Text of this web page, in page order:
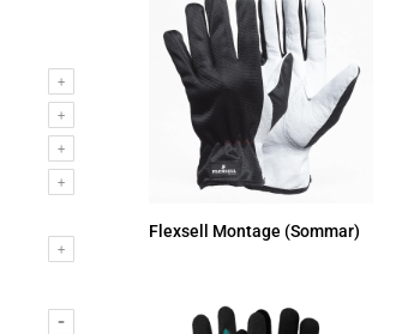
Flexsell Montage (Sommar)